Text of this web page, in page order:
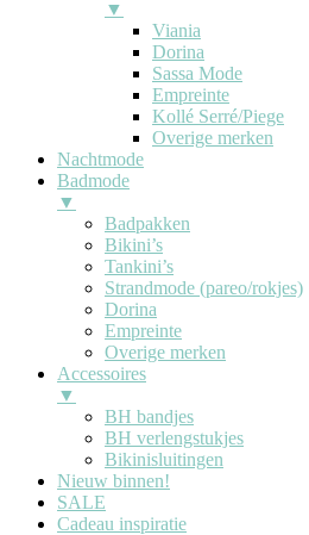
▼
Viania
Dorina
Sassa Mode
Empreinte
Kollé Serré/Piege
Overige merken
Nachtmode
Badmode
▼
Badpakken
Bikini’s
Tankini’s
Strandmode (pareo/rokjes)
Dorina
Empreinte
Overige merken
Accessoires
▼
BH bandjes
BH verlengstukjes
Bikinisluitingen
Nieuw binnen!
SALE
Cadeau inspiratie